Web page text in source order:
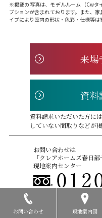
※掲載の写真は、モデルルーム（Cwタ
プションが含まれております。また、
イプにより室内の形状・色彩・仕様等は
資料
資料請求いただいた方に
していない間取りなどが
来場
お問い合わせは
「クレアホームズ春日部
現地案内センター
10:00〜18:00
定休日：水
携帯電話か
お問い合わせ 現地案内図